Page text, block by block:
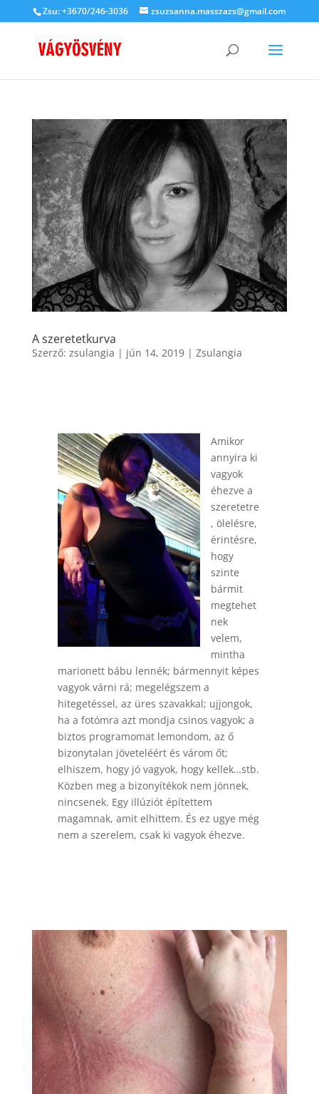
Zsu: +3670/246-3036 zsuzsanna.masszazs@gmail.com
A szeretetkurva
Szerző: zsulangia | jún 14, 2019| Zsulangia
Amikor
annyira ki
vagyok
éhezve a
szeretetre
, ölelésre,
érintésre,
hogy
szinte
bármit
megtehet
nek
velem,
mintha
marionett bábu lennék; bármennyit képes
vagyok várni rá; megelégszem a
hitegetéssel, az üres szavakkal; ujjongok,
ha a fotómra azt mondja csinos vagyok; a
biztos programomat lemondom, az ő
bizonytalan jöveteléért és várom őt;
elhiszem, hogy jó vagyok, hogy kellek…stb.
Közben meg a bizonyítékok nem jönnek,
nincsenek. Egy illúziót építettem
magamnak, amit elhittem. És ez ugye még
nem a szerelem, csak ki vagyok éhezve.